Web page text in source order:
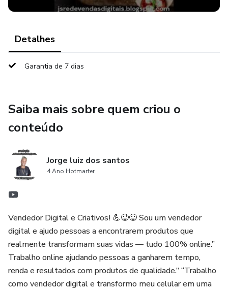
40 A 60 RECEITAS LOW CARB COMPLETAS PARA
Detalhes
Garantia de 7 dias
Saiba mais sobre quem criou o
conteúdo
Jorge luiz dos santos
4 Ano Hotmarter
Vendedor Digital e Criativos! 💪😉😃 Sou um vendedor
digital e ajudo pessoas a encontrarem produtos que
realmente transformam suas vidas — tudo 100% online.”
Trabalho online ajudando pessoas a ganharem tempo,
renda e resultados com produtos de qualidade.” “Trabalho
como vendedor digital e transformo meu celular em uma